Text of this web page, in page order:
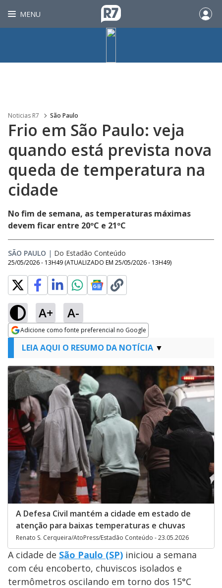
MENU
Noticias R7 São Paulo
Frio em São Paulo: veja
quando está prevista nova
queda de temperatura na
cidade
No fim de semana, as temperaturas máximas
devem ficar entre 20ºC e 21ºC
SÃO PAULO | Do Estadão Conteúdo
25/05/2026 - 13H49 (ATUALIZADO EM 25/05/2026 - 13H49)
A+ A-
Adicione como fonte preferencial no Google
Opens in new window
LEIA AQUI O RESUMO DA NOTÍCIA
A Defesa Civil mantém a cidade em estado de
atenção para baixas temperaturas e chuvas
Renato S. Cerqueira/AtoPress/Estadão Conteúdo - 23.05.2026
A cidade de São Paulo (SP) iniciou a semana
com céu encoberto, chuviscos isolados e
termômetros oscilando em torno dos 15°C